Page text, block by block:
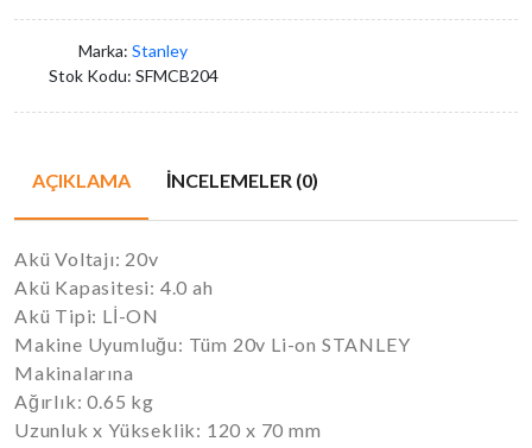
Marka: Stanley
Stok Kodu: SFMCB204
AÇIKLAMA İNCELEMELER (0)
Akü Voltajı: 20v
Akü Kapasitesi: 4.0 ah
Akü Tipi: Lİ-ON
Makine Uyumluğu: Tüm 20v Li-on STANLEY
Makinalarına
Ağırlık: 0.65 kg
Uzunluk x Yükseklik: 120 x 70 mm